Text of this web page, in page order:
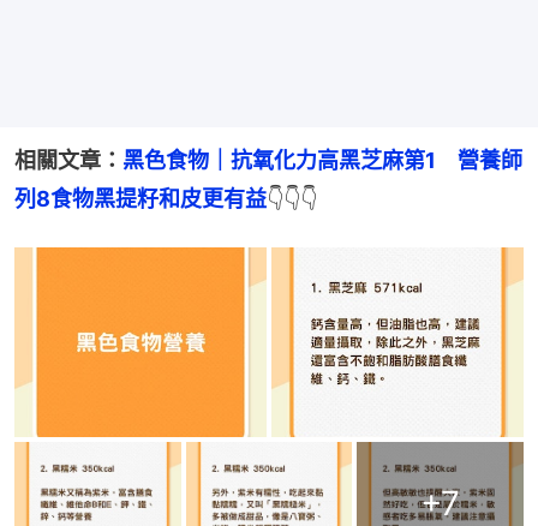
相關文章： 黑色食物｜抗氧化力高黑芝麻第1　營養師
列8食物黑提籽和皮更有益👇👇👇
+7